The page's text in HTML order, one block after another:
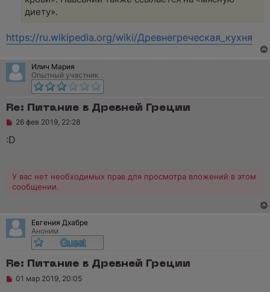
диету».
https://ru.wikipedia.org/wiki/Древнегреческая_кухня
Илич Мария
Опытный участник
Re: Питание в Древней Греции
Н
п
и
т
а
е
с
о
щ
н
26 фев 2019, 22:28
:D
У вас нет необходимых прав для просмотра вложений в этом
сообщении.
Евгения Дхабре
Аноним
Re: Питание в Древней Греции
Н
01 мар 2019, 20:05